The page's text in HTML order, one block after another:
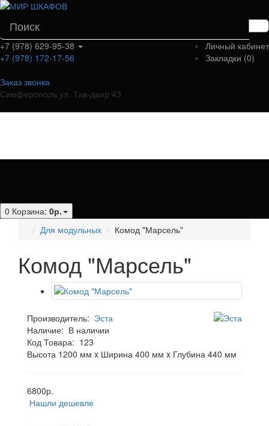
Личный кабинет
Закладки (0)
+7 (978) 629-95-38
+7 (978) 172-17-56
Заказ звонка
Симферополь ул. Тав-даир 43
0 Корзина: 0р.
Для модульных
Комод "Марсель"
Комод "Марсель"
Производитель: Эста
Наличие: В наличии
Код Товара: 123
Высота 1200 мм x Ширина 400 мм x Глубина 440 мм
6800р.
Нашли дешевле